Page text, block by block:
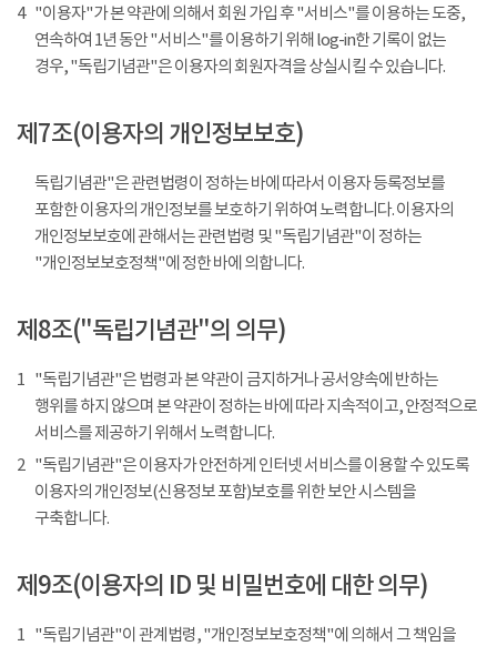
4
"이용자"가 본 약관에 의해서 회원 가입 후 "서비스"를 이용하는 도중,
연속하여 1년 동안 "서비스"를 이용하기 위해 log-in한 기록이 없는
경우, "독립기념관"은 이용자의 회원자격을 상실시킬 수 있습니다.
제7조(이용자의 개인정보보호)
독립기념관"은 관련법령이 정하는 바에 따라서 이용자 등록정보를
포함한 이용자의 개인정보를 보호하기 위하여 노력합니다. 이용자의
개인정보보호에 관해서는 관련법령 및 "독립기념관"이 정하는
"개인정보보호정책"에 정한 바에 의합니다.
제8조("독립기념관"의 의무)
1 "독립기념관"은 법령과 본 약관이 금지하거나 공서양속에 반하는
행위를 하지 않으며 본 약관이 정하는 바에 따라 지속적이고, 안정적으로
서비스를 제공하기 위해서 노력합니다.
2 "독립기념관"은 이용자가 안전하게 인터넷 서비스를 이용할 수 있도록
이용자의 개인정보(신용정보 포함)보호를 위한 보안 시스템을
구축합니다.
제9조(이용자의 ID 및 비밀번호에 대한 의무)
1 "독립기념관"이 관계법령, "개인정보보호정책"에 의해서 그 책임을